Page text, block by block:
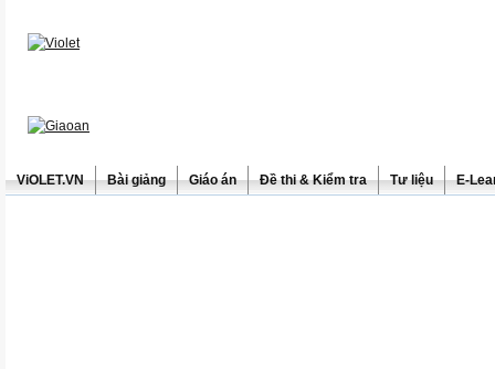
ViOLET.VN Bài giảng Giáo án Đề thi & Kiểm tra Tư liệu E-